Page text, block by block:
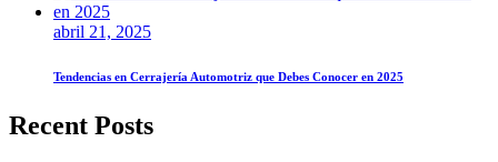
abril 21, 2025
Tendencias en Cerrajería Automotriz que Debes Conocer en 2025
Recent Posts